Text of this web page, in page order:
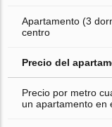
Apartamento (3
centro
Precio del
Precio por metro
un apartamento en